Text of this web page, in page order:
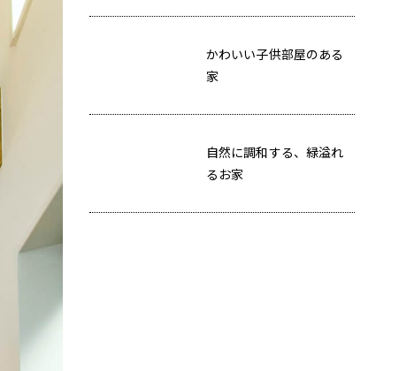
かわいい子供部屋のある
家
自然に調和する、緑溢れ
るお家